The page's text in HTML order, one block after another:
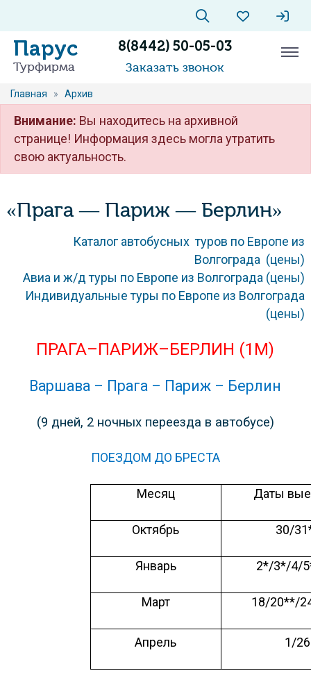
Парус
Турфирма
8(8442) 50-05-03
Заказать звонок
Главная » Архив
Внимание: Вы находитесь на архивной
странице! Информация здесь могла утратить
свою актуальность.
«Прага — Париж — Берлин»
Каталог автобусных туров по Европе из
Волгограда (цены)
Авиа и ж/д туры по Европе из Волгограда (цены)
Индивидуальные туры по Европе из Волгограда
(цены)
ПРАГА–ПАРИЖ–БЕРЛИН (1М)
Варшава – Прага – Париж – Берлин
(9 дней, 2 ночных переезда в автобусе)
ПОЕЗДОМ ДО БРЕСТА
Месяц Даты
Октябрь 30/31
Январь 2*/3*/4/5
Март 18/20**/
Апрель 1/26